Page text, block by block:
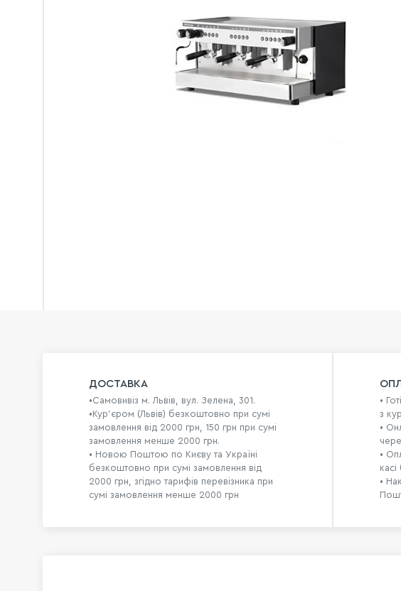
ДОСТАВКА
•Самовивіз м. Львів, вул. Зелена, 301.
•Кур'єром (Львів) безкоштовно при сумі
замовлення від 2000 грн, 150 грн при сумі
замовлення менше 2000 грн.
• Новою Поштою по Києву та Україні
безкоштовно при сумі замовлення від
2000 грн, згідно тарифів перевізника при
сумі замовлення менше 2000 грн
•
з
•
•
•